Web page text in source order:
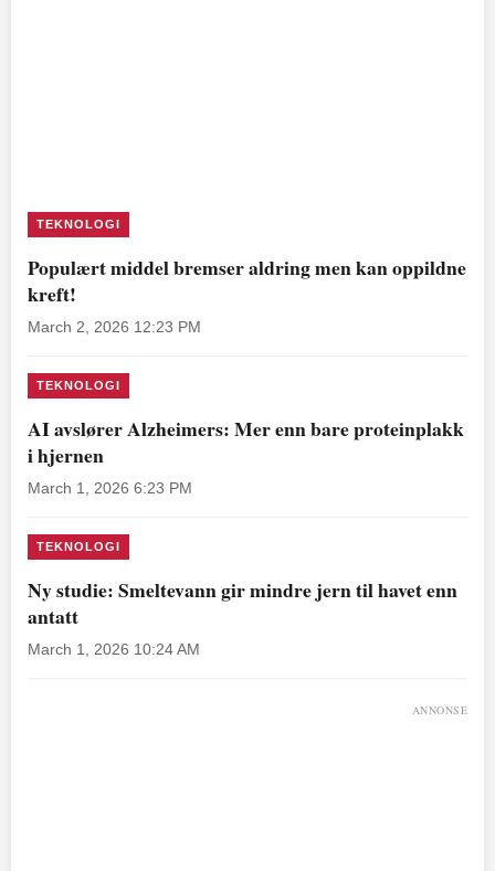
TEKNOLOGI
Populært middel bremser aldring men kan oppildne
kreft!
March 2, 2026 12:23 PM
TEKNOLOGI
AI avslører Alzheimers: Mer enn bare proteinplakk
i hjernen
March 1, 2026 6:23 PM
TEKNOLOGI
Ny studie: Smeltevann gir mindre jern til havet enn
antatt
March 1, 2026 10:24 AM
ANNONSE